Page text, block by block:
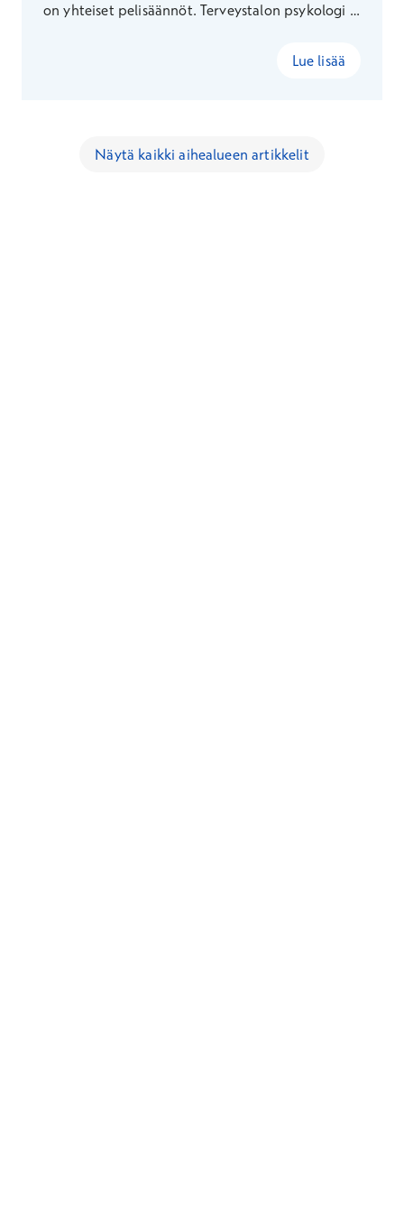
on yhteiset pelisäännöt. Terveystalon psykologi ja
Lue lisää
Näytä kaikki aihealueen artikkelit